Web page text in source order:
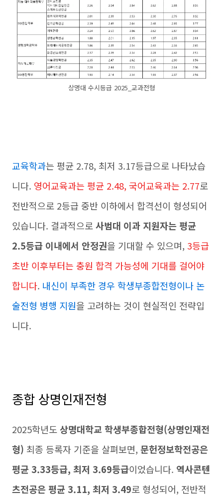
상명대 수시등급 2025_교과전형
교육학과는 평균 2.78, 최저 3.17등급으로 나타났습
니다. 영어교육과는 평균 2.48, 국어교육과는 2.77로
전반적으로 2등급 중반 이하에서 합격선이 형성되어
있습니다. 결과적으로사범대 이과 지원자는 평균
2.5등급 이내에서 안정권을 기대할 수 있으며, 3등급
초반 이후부터는 충원 합격 가능성에 기대를 걸어야
합니다. 내신이 부족한 경우 학생부종합전형이나 논
술전형 병행 지원을 고려하는 것이 현실적인 전략입
니다.
종합 상명인재전형
2025학년도상명대학교 학생부종합전형(상명인재전
형) 최종 등록자 기준을 살펴보면, 문헌정보학전공은
평균 3.33등급, 최저 3.69등급이었습니다. 역사콘텐
츠전공은 평균 3.11, 최저 3.49로 형성되어, 전반적